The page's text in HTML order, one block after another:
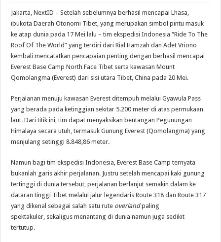
Jakarta, NextID – Setelah sebelumnya berhasil mencapai Lhasa,
ibukota Daerah Otonomi Tibet, yang merupakan simbol pintu masuk
ke atap dunia pada 17 Mei lalu – tim ekspedisi Indonesia “Ride To The
Roof Of The World” yang terdiri dari Rial Hamzah dan Adet Vriono
kembali mencatatkan pencapaian penting dengan berhasil mencapai
Everest Base Camp North Face Tibet serta kawasan Mount
Qomolangma (Everest) dari sisi utara Tibet, China pada 20 Mei.
Perjalanan menuju kawasan Everest ditempuh melalui Gyawula Pass
yang berada pada ketinggian sekitar 5.200 meter di atas permukaan
laut. Dari titik ini, tim dapat menyaksikan bentangan Pegunungan
Himalaya secara utuh, termasuk Gunung Everest (Qomolangma) yang
menjulang setinggi 8.848,86 meter.
Namun bagi tim ekspedisi Indonesia, Everest Base Camp ternyata
bukanlah garis akhir perjalanan. Justru setelah mencapai kaki gunung
tertinggi di dunia tersebut, perjalanan berlanjut semakin dalam ke
dataran tinggi Tibet melalui jalur legendaris Route 318 dan Route 317
yang dikenal sebagai salah satu rute overlandpaling
spektakuler, sekaligus menantang di dunia namun juga sedikit
tertutup.